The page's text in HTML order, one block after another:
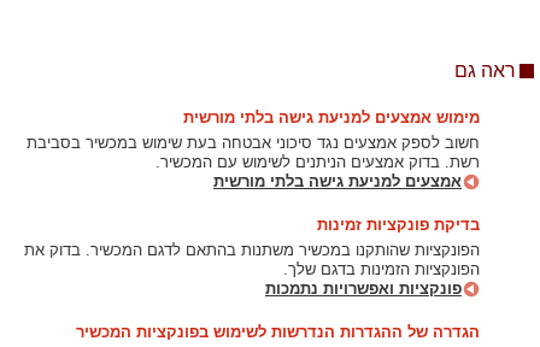
ראה גם
מימוש אמצעים למניעת גישה בלתי מורשית
חשוב לספק אמצעים נגד סיכוני אבטחה בעת שימוש במכשיר בסביבת
רשת. בדוק אמצעים הניתנים לשימוש עם המכשיר.
אמצעים למניעת גישה בלתי מורשית
בדיקת פונקציות זמינות
הפונקציות שהותקנו במכשיר משתנות בהתאם לדגם המכשיר. בדוק את
הפונקציות הזמינות בדגם שלך.
פונקציות ואפשרויות נתמכות
הגדרה של ההגדרות הנדרשות לשימוש בפונקציות המכשיר